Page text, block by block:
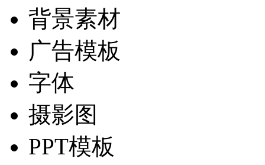
背景素材
广告模板
字体
摄影图
PPT模板